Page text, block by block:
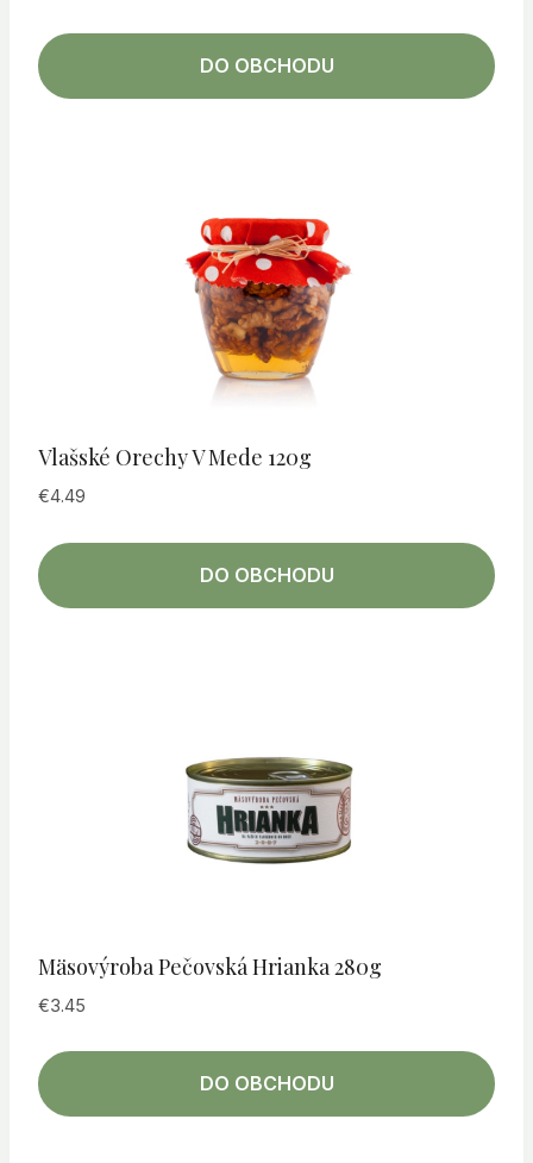
DO OBCHODU
Vlašské Orechy V Mede 120g
€4.49
DO OBCHODU
Mäsovýroba Pečovská Hrianka 280g
€3.45
DO OBCHODU